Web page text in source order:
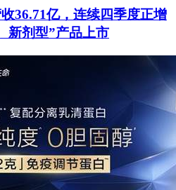
36.71亿，连续四季度正增
新剂型”产品上市